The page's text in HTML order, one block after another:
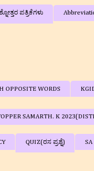
ಪತ್ರಿಕೆಗಳು
OPPOSITE WORDS
SAMARTH. K
QUIZ(ರಸ ಪ್ರಶ್ನೆ)